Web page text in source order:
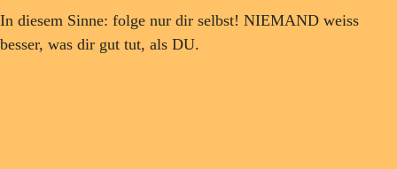
In diesem Sinne: folge nur dir selbst! NIEMAND weiss
besser, was dir gut tut, als DU.